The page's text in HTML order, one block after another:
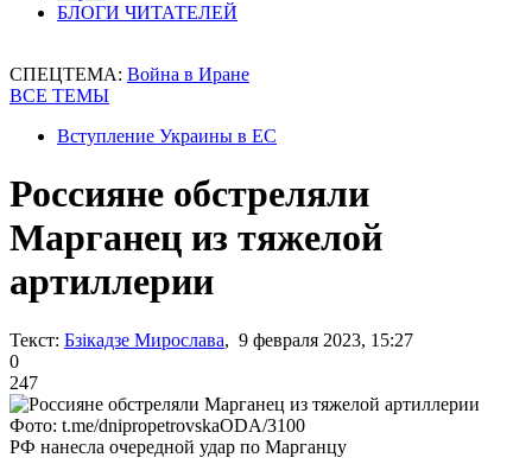
БЛОГИ ЧИТАТЕЛЕЙ
СПЕЦТЕМА: Война в Иране
ВСЕ ТЕМЫ
Вступление Украины в ЕС
Россияне обстреляли
Марганец из тяжелой
артиллерии
Текст: Бзікадзе Мирослава, 9 февраля 2023, 15:27
0
247
Фото: t.me/dnipropetrovskaODA/3100
РФ нанесла очередной удар по Марганцу